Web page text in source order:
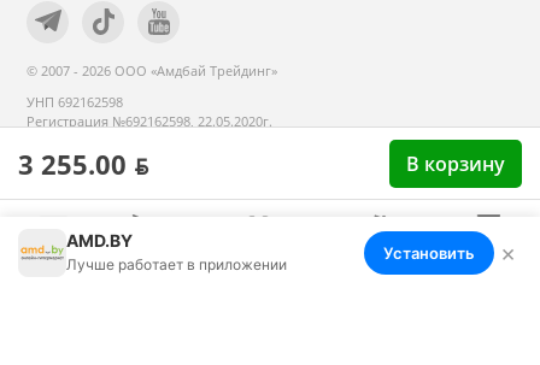
Меню Корзина Избранное Сравнение Войти
3 255.00 ƃ В корзину
© 2007 - 2026 ООО «Амдбай Трейдинг»
УНП 692162598
Регистрация №692162598, 22.05.2020г.
реестре с 14 сентября 2020г.
Номер телефона работников местных исполнительных и
AMD.BY
Лучше работает в приложении
Установить ×